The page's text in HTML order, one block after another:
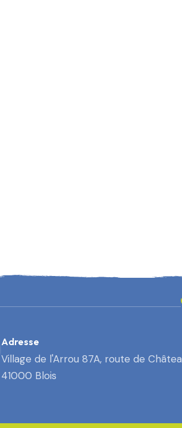
Adresse
Village de l'Arrou 87A, route de
41000 Blois